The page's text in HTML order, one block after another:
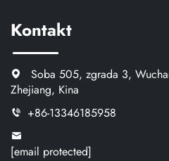
Kontakt
Soba 505, zgrada 3,
Zhejiang, Kina
+86-13346185958
[email protected]